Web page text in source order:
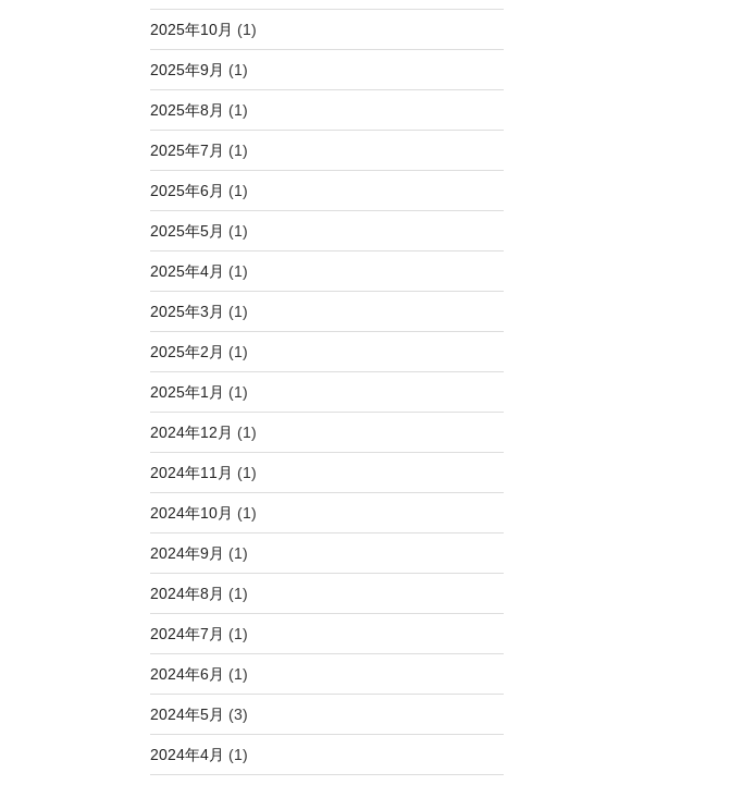
2025年10月 (1)
2025年9月 (1)
2025年8月 (1)
2025年7月 (1)
2025年6月 (1)
2025年5月 (1)
2025年4月 (1)
2025年3月 (1)
2025年2月 (1)
2025年1月 (1)
2024年12月 (1)
2024年11月 (1)
2024年10月 (1)
2024年9月 (1)
2024年8月 (1)
2024年7月 (1)
2024年6月 (1)
2024年5月 (3)
2024年4月 (1)